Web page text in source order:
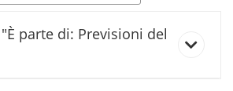
parte di: Previsioni del